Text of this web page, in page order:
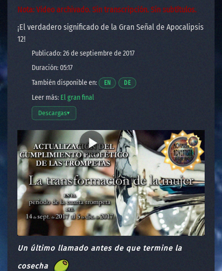
Nota: Video archivado. Sin transcripción. Sin subtítulos.
¡El verdadero significado de la Gran Señal de Apocalipsis
12!
Publicado: 26 de septiembre de 2017
Duración: 05:17
También disponible en:
ENAbre un video en una nueva ventana.
DEAbre un video en una nueva
Leer más: El gran final
Descargas▾
Abrir opciones de descarga
Un último llamado antes de que termine la
cosecha